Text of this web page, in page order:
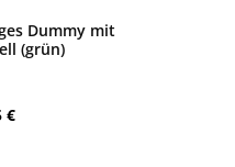
Dummy mit
(grün)
Preis:
€